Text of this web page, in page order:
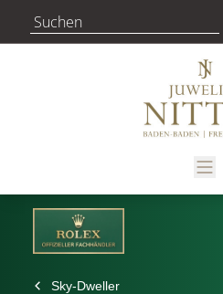
Sky-Dweller